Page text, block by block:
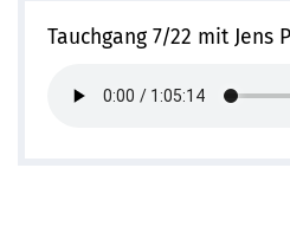
Tauchgang 7/22 mit Jens